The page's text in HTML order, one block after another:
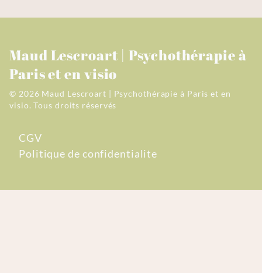
Maud Lescroart | Psychothérapie à
Paris et en visio
© 2026 Maud Lescroart | Psychothérapie à Paris et en
visio.Tous droits réservés
CGV
Politique de confidentialite